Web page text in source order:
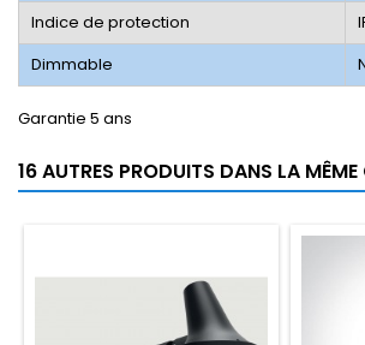
Indice de protection
Dimmable
Garantie 5 ans
16 AUTRES PRODUITS DANS LA